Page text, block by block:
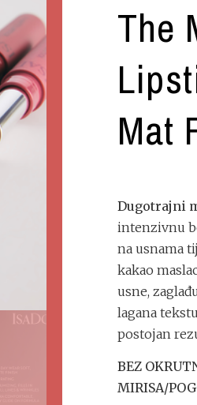
The
Mat
Dugotrajni
intenzivnu
na usnama
kakao
usne,
lagana
postojan
BEZ
MIRISA/